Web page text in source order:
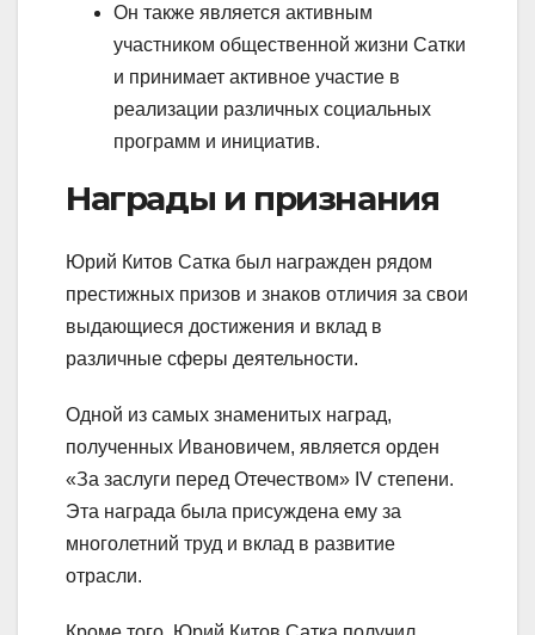
Он также является активным
участником общественной жизни Сатки
и принимает активное участие в
реализации различных социальных
программ и инициатив.
Награды и признания
Юрий Китов Сатка был награжден рядом
престижных призов и знаков отличия за свои
выдающиеся достижения и вклад в
различные сферы деятельности.
Одной из самых знаменитых наград,
полученных Ивановичем, является орден
«За заслуги перед Отечеством» IV степени.
Эта награда была присуждена ему за
многолетний труд и вклад в развитие
отрасли.